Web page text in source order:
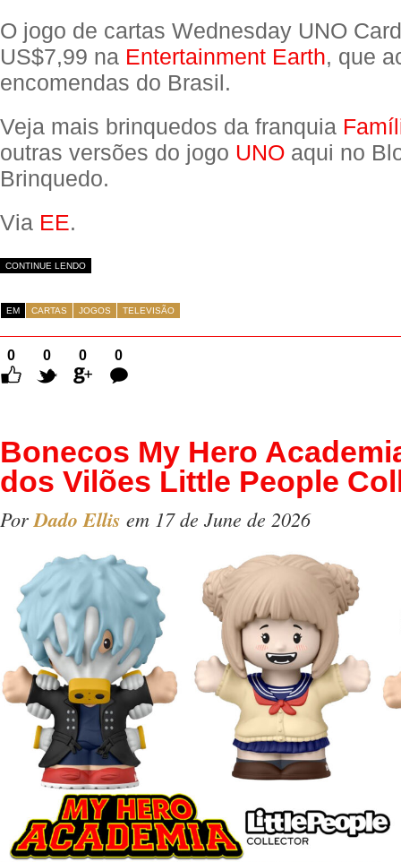
O jogo de cartas Wednesday UNO
US$7,99 na Entertainment Earth, que
encomendas do Brasil.
Veja mais brinquedos da franquia
outras versões do jogo UNO aqui no
Brinquedo.
Via EE.
CONTINUE LENDO
EM CARTAS JOGOS TELEVISÃO
0 0 0
0
Comentários
Bonecos My Hero
dos Vilões Little People
PorDado Ellis em 17 de June de 2026